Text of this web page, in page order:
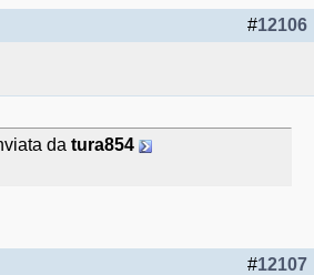
#12106
da tura854
#12107